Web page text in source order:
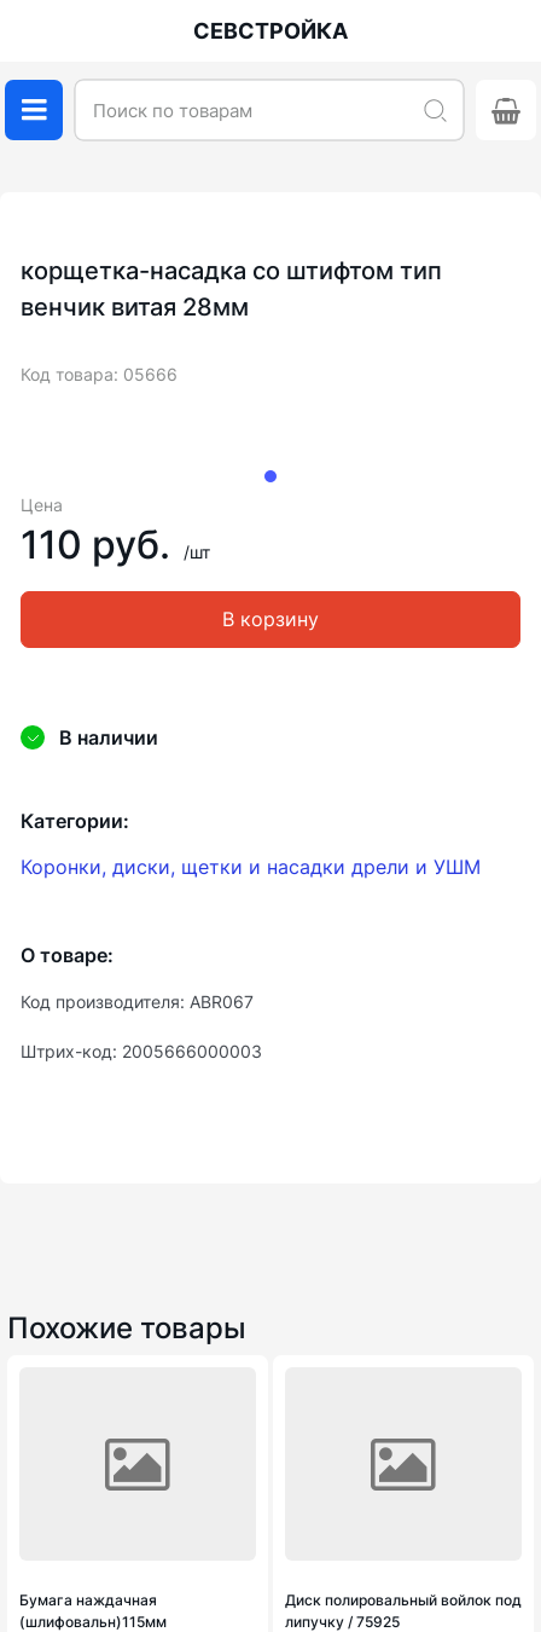
СЕВСТРОЙКА
Цена
110 руб. /шт
В корзину
корщетка-насадка со штифтом тип
венчик витая 28мм
Код товара: 05666
Категории:
Коронки, диски, щетки и насадки дрели и УШМ
О товаре:
Код производителя: ABR067
Штрих-код: 2005666000003
В наличии
Похожие товары
Бумага наждачная
(шлифовальн)115мм
Диск полировальный войлок под
липучку / 75925